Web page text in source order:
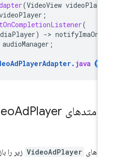
(VideoView
= videoPlayer
.setOnCompletionListener
mediaPlayer) ->
= audioManager
VideoAdPlayerAdapter.java
متدهای Video AdPlayer را بازنویسی کنید
VideoAdPlayer زیر را